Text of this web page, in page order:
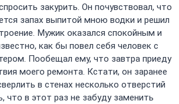
закурить. Он почувствовал, что
запах выпитой мною водки и решил
Мужик оказался спокойным и
как бы повел себя человек с
Пообещал ему, что завтра приеду
моего ремонта. Кстати, он заранее
в стенах несколько отверстий
что в этот раз не забуду заменить